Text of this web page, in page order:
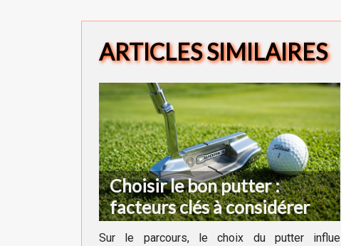
ARTICLES SIMILAIRES
Choisir le bon putter :
facteurs clés à considérer
Sur le parcours, le choix du putter influe